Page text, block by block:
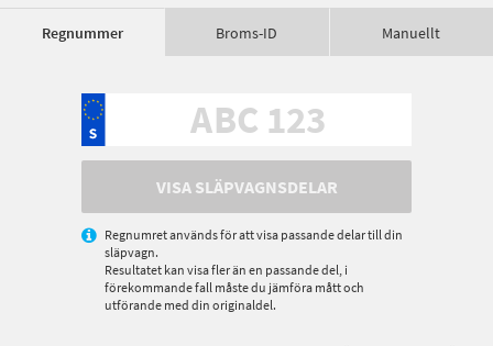
Regnummer Broms-ID Manuellt
VISA SLÄPVAGNSDELAR
Regnumret används för att visa passande delar till din
släpvagn.
Resultatet kan visa fler än en passande del, i
förekommande fall måste du jämföra mått och
utförande med din originaldel.